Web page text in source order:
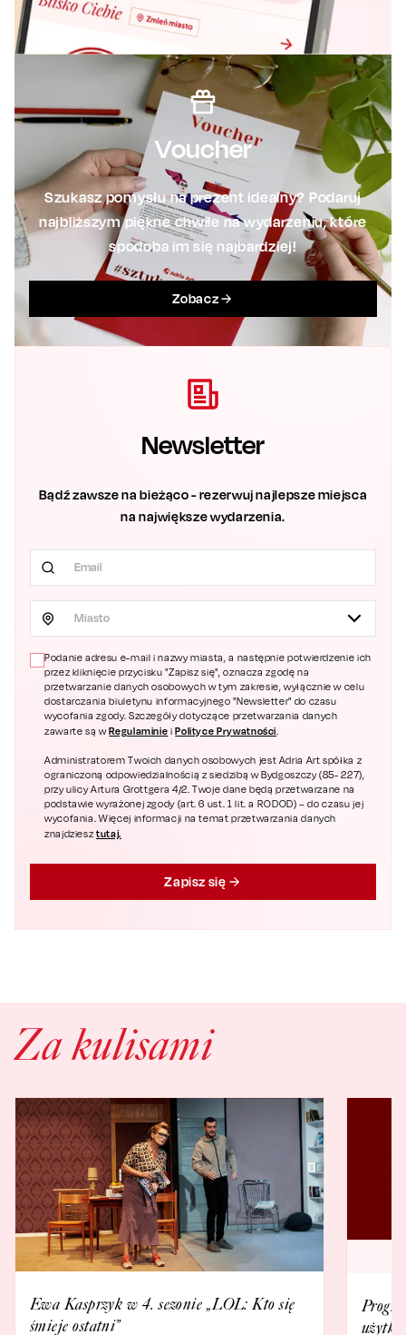
Voucher
Szukasz pomysłu na prezent idealny? Podaruj
najbliższym piękne chwile na wydarzeniu, które
spodoba im się najbardziej!
Zobacz
Newsletter
Bądź zawsze na bieżąco - rezerwuj najlepsze miejsca
na największe wydarzenia.
Miasto
Podanie adresu e-mail i nazwy miasta, a następnie potwierdzenie ich
przez kliknięcie przycisku "Zapisz się", oznacza zgodę na
przetwarzanie danych osobowych w tym zakresie, wyłącznie w celu
dostarczania biuletynu informacyjnego "Newsletter" do czasu
wycofania zgody. Szczegóły dotyczące przetwarzania danych
zawarte są wRegulaminie iPolityce Prywatności.
Administratorem Twoich danych osobowych jest Adria Art spółka z
ograniczoną odpowiedzialnością z siedzibą w Bydgoszczy (85- 227),
przy ulicy Artura Grottgera 4/2. Twoje dane będą przetwarzane na
podstawie wyrażonej zgody (art. 6 ust. 1 lit. a RODOD) – do czasu jej
wycofania. Więcej informacji na temat przetwarzania danych
znajdziesztutaj.
Zapisz się
Za kulisami
Ewa Kasprzyk w 4. sezonie „LOL: Kto się
śmieje ostatni”